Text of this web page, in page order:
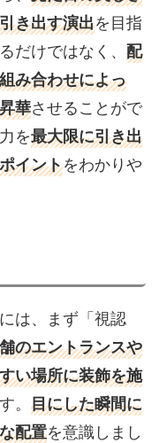
き出す演出を目指
だけではなく、 配
み合わせによっ
華させることがで
を最大限に引き出
イントをわかりや
は、まず「視認
のエントランスや
い場所に装飾を施
。 目にした瞬間に
配置を意識しまし